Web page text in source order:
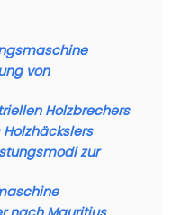
von
Holzbrechers
zur